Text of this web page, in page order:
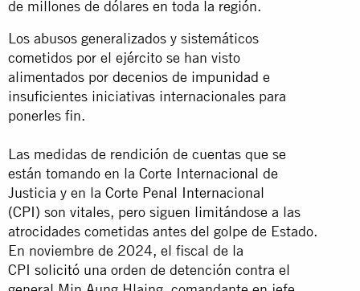
de millones de dólares en toda la región.
Los abusos generalizados y sistemáticos
cometidos por el ejército se han visto
alimentados por decenios de impunidad e
insuficientes iniciativas internacionales para
ponerles fin.
Las medidas de rendición de cuentas que se
están tomando en la Corte Internacional de
Justicia y en la Corte Penal Internacional
(CPI) son vitales, pero siguen limitándose a las
atrocidades cometidas antes del golpe de Estado.
En noviembre de 2024, el fiscal de la
CPI solicitó una orden de detención contra el